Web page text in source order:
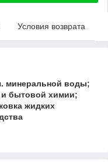
Условия возврата
минеральной воды;
бытовой химии;
жидких